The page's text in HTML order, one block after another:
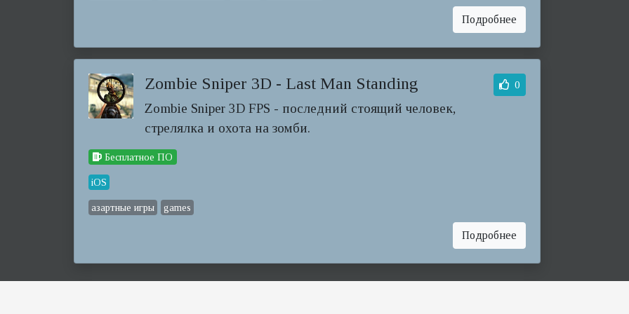
Подробнее
Zombie Sniper 3D - Last Man Standing
Zombie Sniper 3D FPS - последний стоящий человек,
стрелялка и охота на зомби.
0
Бесплатное ПО
iOS
азартные игры games
Подробнее